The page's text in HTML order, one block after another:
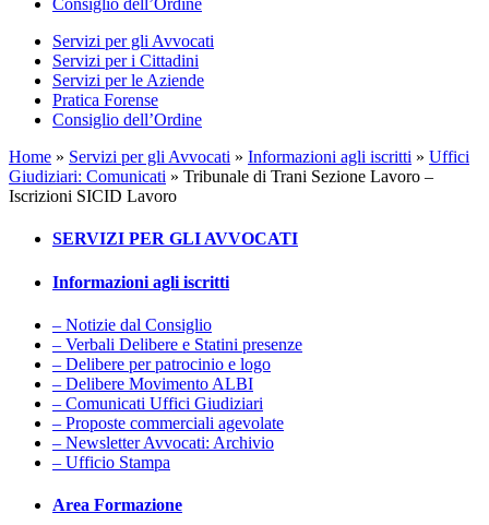
Consiglio dell’Ordine
Servizi per gli Avvocati
Servizi per i Cittadini
Servizi per le Aziende
Pratica Forense
Consiglio dell’Ordine
Home » Servizi per gli Avvocati » Informazioni agli iscritti » Uffici
Giudiziari: Comunicati » Tribunale di Trani Sezione Lavoro –
Iscrizioni SICID Lavoro
SERVIZI PER GLI AVVOCATI
Informazioni agli iscritti
– Notizie dal Consiglio
– Verbali Delibere e Statini presenze
– Delibere per patrocinio e logo
– Delibere Movimento ALBI
– Comunicati Uffici Giudiziari
– Proposte commerciali agevolate
– Newsletter Avvocati: Archivio
– Ufficio Stampa
Area Formazione